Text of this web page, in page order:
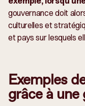
gouvernance doit
culturelles et
et pays sur lesquels
Exemples
grâce à une